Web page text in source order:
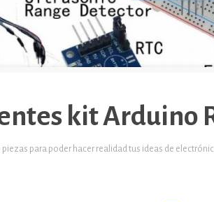
kit Arduino
para poder hacer realidad tus ideas de